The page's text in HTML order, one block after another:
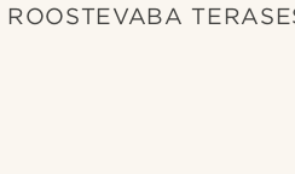
ROOSTEVABA